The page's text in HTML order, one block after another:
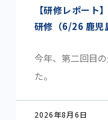
【研修レポート
研修（6/26 鹿児
今年、第二回目
た。
2026年8月6日